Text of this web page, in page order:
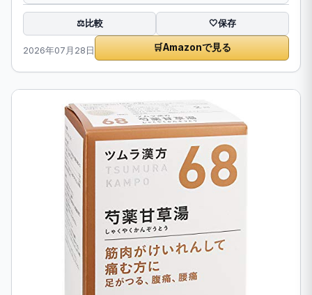
⚖️比較 🤍保存
2026年07月28日 🛒Amazonで見る